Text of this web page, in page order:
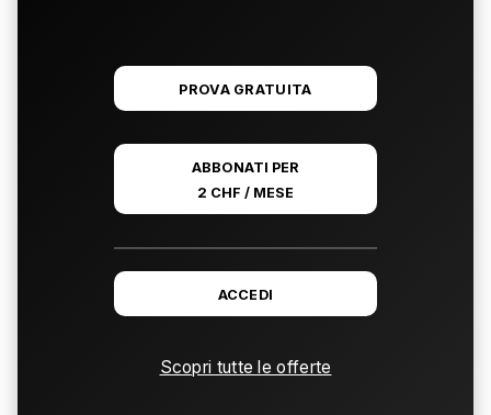
PROVA GRATUITA
ABBONATI PER
2 CHF / MESE
ACCEDI
Scopri tutte le offerte